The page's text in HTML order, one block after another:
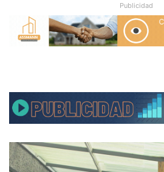
Publicidad